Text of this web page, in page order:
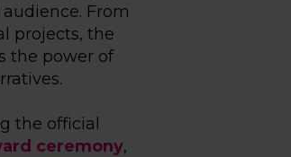
From
projects, the
the power of
the official
ceremony,